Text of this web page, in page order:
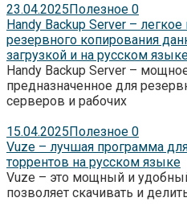
23.04.2025Полезное 0
Handy Backup Server –
резервного копирования
загрузкой и на русском
Handy Backup Server –
предназначенное для
серверов и рабочих
15.04.2025Полезное 0
Vuze – лучшая программа
торрентов на русском языке
Vuze – это мощный и
позволяет скачивать и